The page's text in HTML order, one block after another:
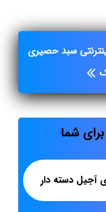
سبد حصیری
شما
آجیل دسته دار